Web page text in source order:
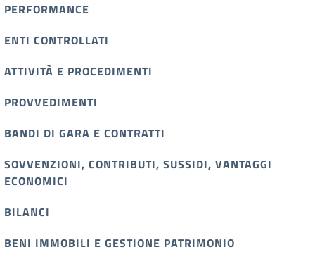
PERFORMANCE
ENTI CONTROLLATI
ATTIVITÀ E PROCEDIMENTI
PROVVEDIMENTI
BANDI DI GARA E CONTRATTI
SOVVENZIONI, CONTRIBUTI, SUSSIDI, VANTAGGI
ECONOMICI
BILANCI
BENI IMMOBILI E GESTIONE PATRIMONIO